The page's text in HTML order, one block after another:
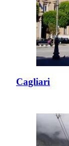
Cagliari